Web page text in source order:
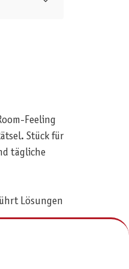
Feeling
Stück für
tägliche
Lösungen